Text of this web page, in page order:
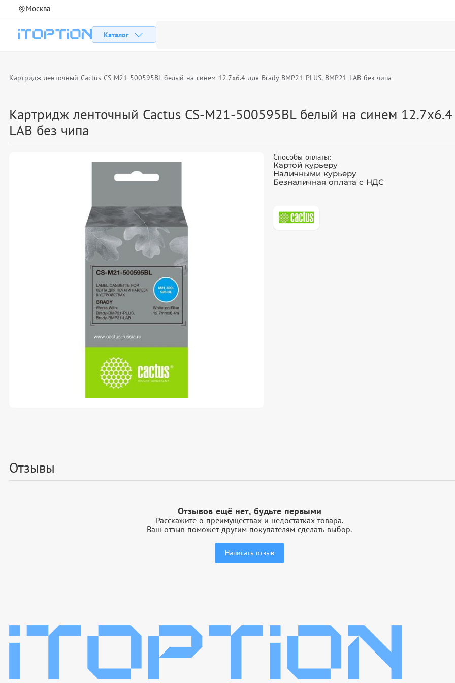
Москва
Каталог
Картридж ленточный Cactus CS-M21-500595BL белый на синем 12.7x6.4 для Brady BMP21-PLUS, BMP21-LAB без чипа
Картридж ленточный Cactus CS-M21-500595BL белый на синем 12.7x6.4
LAB без чипа
Способы оплаты:
Картой курьеру
Наличными курьеру
Безналичная оплата с НДС
Отзывы
Отзывов ещё нет, будьте первыми
Расскажите о преимуществах и недостатках товара.
Ваш отзыв поможет другим покупателям сделать выбор.
Написать отзыв